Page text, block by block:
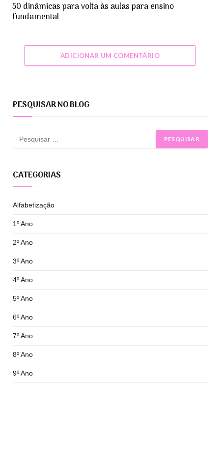
50 dinâmicas para volta às aulas para ensino
fundamental
ADICIONAR UM COMENTÁRIO
PESQUISAR NO BLOG
CATEGORIAS
Alfabetização
1º Ano
2º Ano
3º Ano
4º Ano
5º Ano
6º Ano
7º Ano
8º Ano
9º Ano